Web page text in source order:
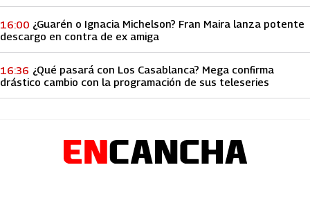
¿Guarén o Ignacia Michelson? Fran Maira lanza potente
descargo en contra de ex amiga
16:00
¿Qué pasará con Los Casablanca? Mega confirma
drástico cambio con la programación de sus teleseries
16:36